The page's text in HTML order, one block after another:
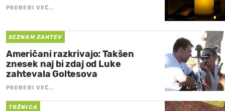
PREBERI VEČ…
SEZNAM ZAHTEV
Američani razkrivajo: Takšen
znesek naj bi zdaj od Luke
zahtevala Goltesova
PREBERI VEČ…
TRŽNICA